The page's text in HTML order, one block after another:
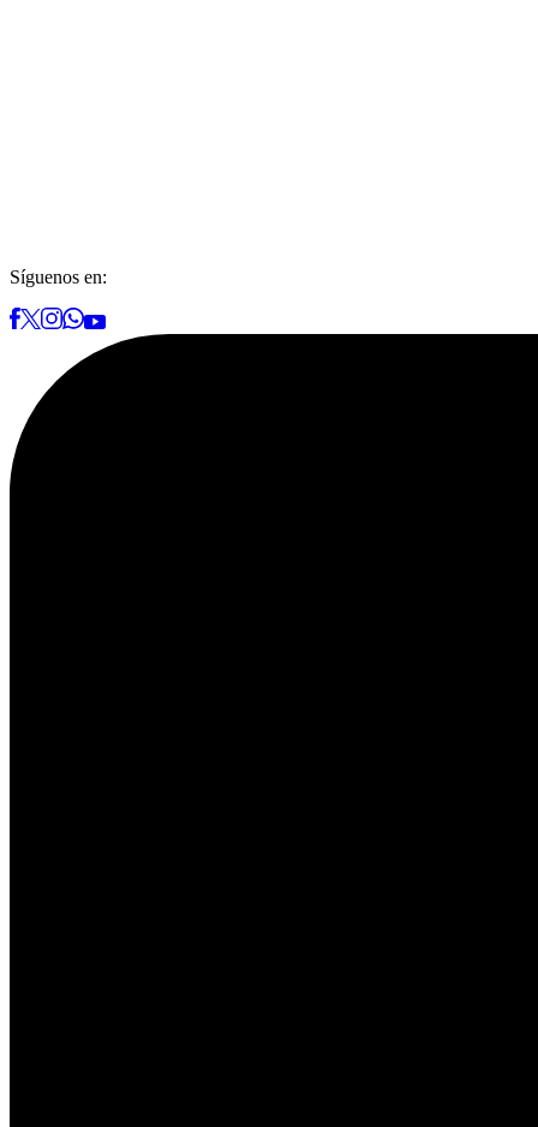
Síguenos en: